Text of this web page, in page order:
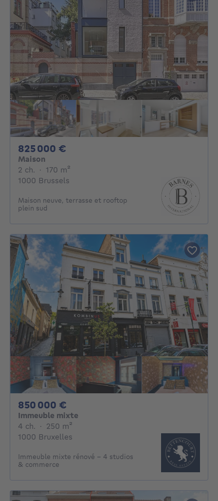
825 000 €
Maison
2 ch. 2 chambres
· 170 m²
1000 Brussels
Maison neuve, terrasse et rooftop
plein sud
850 000 €
Immeuble mixte
4 ch. 4 chambres
· 250 m²
1000 Bruxelles
Immeuble mixte rénové – 4 studios
& commerce